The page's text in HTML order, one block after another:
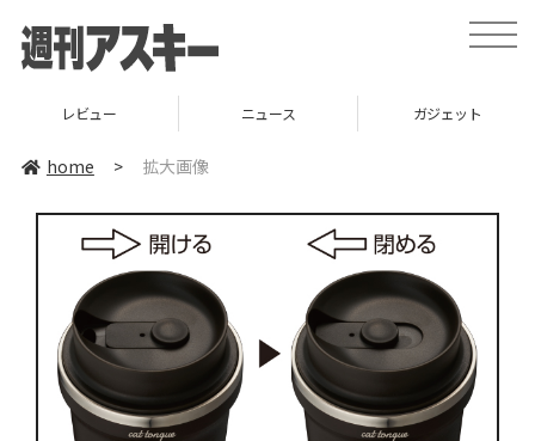
toggle
レビュー ニュース ガジェット
home > 拡大画像